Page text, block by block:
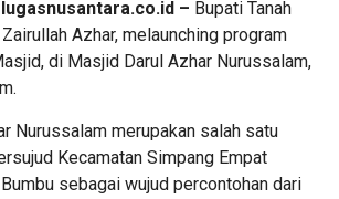
lugasnusantara.co.id – Bupati Tanah
Azhar, melaunching program
di Masjid Darul Azhar Nurussalam,
Nurussalam merupakan salah satu
Kecamatan Simpang Empat
Bumbu sebagai wujud percontohan dari